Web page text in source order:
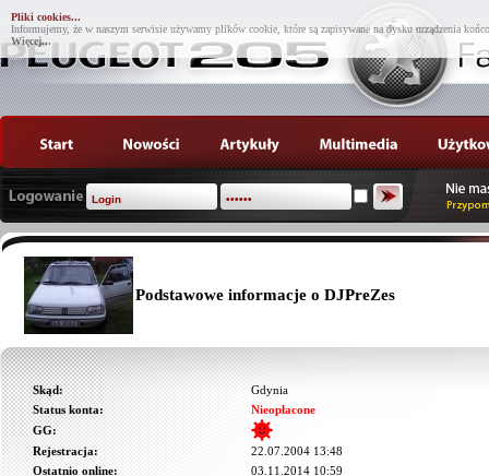
Pliki cookies...
Informujemy, że w naszym serwisie używamy plików cookie, które są zapisywane na dysku urządzenia
Więcej...
Podstawowe informacje o DJPreZes
Skąd:
Gdynia
Status konta:
Nieopłacone
GG:
Rejestracja:
22.07.2004 13:48
Ostatnio online:
03.11.2014 10:59